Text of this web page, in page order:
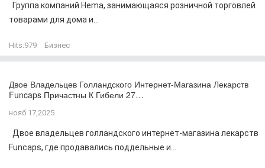
Группа компаний Hema, занимающаяся розничной торговлей
товарами для дома и...
Hits:979 Бизнес
Двое Владельцев Голландского Интернет-Магазина Лекарств
Funcaps Причастны К Гибели 27…
нояб 17,2025
Двое владельцев голландского интернет-магазина лекарств
Funcaps, где продавались поддельные и...